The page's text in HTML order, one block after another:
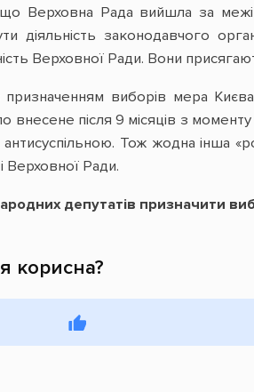
Верховна Рада вийшла за
діяльність законодавчого
Верховної Ради. Вони
призначенням виборів мера
внесене після 9 місяців з
є антисуспільною. Тож жодна
Верховної Ради.
депутатів призначити
корисна?